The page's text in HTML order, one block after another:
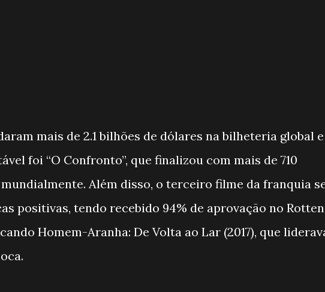
mais de 2.1 bilhões de dólares na bilheteria global
foi “O Confronto”, que finalizou com mais de 710
Além disso, o terceiro filme da franquia
positivas, tendo recebido 94% de aprovação no Rotten
Homem-Aranha: De Volta ao Lar (2017), que